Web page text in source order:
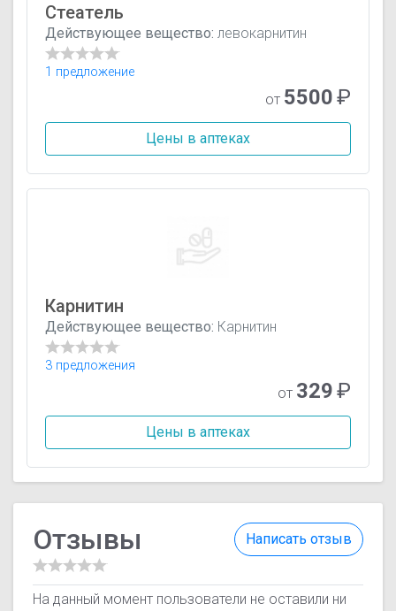
Стеатель
Действующее вещество: левокарнитин
1 предложение
от 5500₽
Цены в аптеках
Карнитин
Действующее вещество: Карнитин
3 предложения
от 329₽
Цены в аптеках
Написать отзыв
Отзывы
На данный момент пользователи не оставили ни